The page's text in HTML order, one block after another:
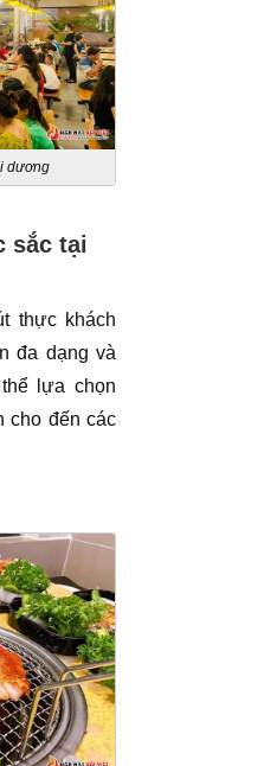
dương
sắc tại
thực khách
đa dạng và
lựa chọn
cho đến các